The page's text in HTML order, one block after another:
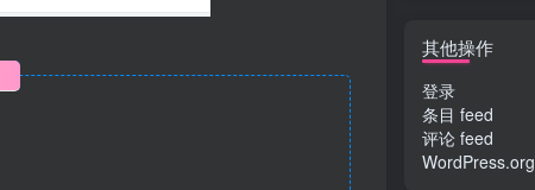
其他操作
登录
条目 feed
评论 feed
WordPress.org